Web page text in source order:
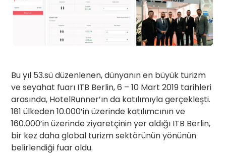
Bu yıl 53.sü düzenlenen, dünyanın en büyük turizm
ve seyahat fuarı ITB Berlin, 6 – 10 Mart 2019 tarihleri
arasında, HotelRunner’ın da katılımıyla gerçekleşti.
181 ülkeden 10.000’in üzerinde katılımcının ve
160.000’in üzerinde ziyaretçinin yer aldığı ITB Berlin,
bir kez daha global turizm sektörünün yönünün
belirlendiği fuar oldu.